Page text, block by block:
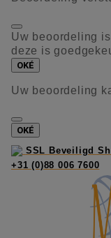
Uw beoordeling
deze is
OKÉ
Uw beoordeling
OKÉ
SSL Beveiligd
+31 (0)88 006 7600